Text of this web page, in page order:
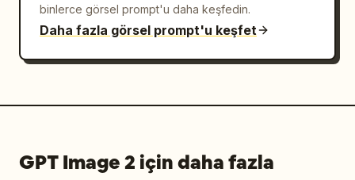
binlerce görsel prompt'u daha keşfedin.
Daha fazla görsel prompt'u keşfet
GPT Image 2 için daha fazla